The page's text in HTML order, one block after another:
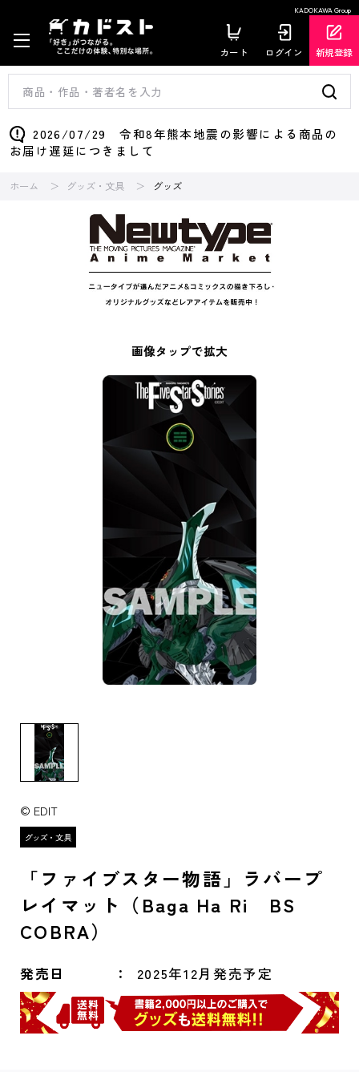
KADOKAWA Group
カート ログイン 新規登録
2026/07/29 令和8年熊本地震の影響による商品の
お届け遅延につきまして
ホーム グッズ・文具 グッズ
画像タップで拡大
© EDIT
「ファイブスター物語」ラバープ
レイマット（Baga Ha Ri BS
COBRA）
発売日 2025年12月発売予定